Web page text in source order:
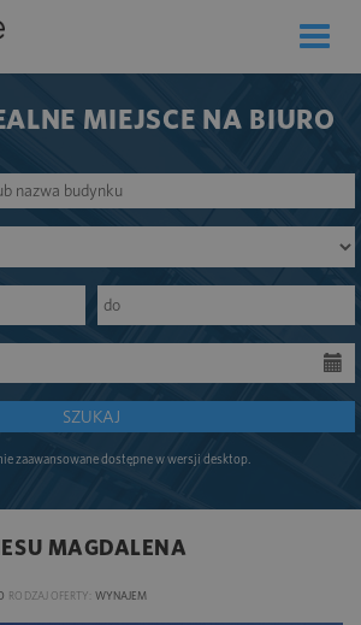
Toggle
MIEJSCE NA BIURO
SZUKAJ
zaawansowane dostępne w wersji desktop.
MAGDALENA
RODZAJ OFERTY: WYNAJEM